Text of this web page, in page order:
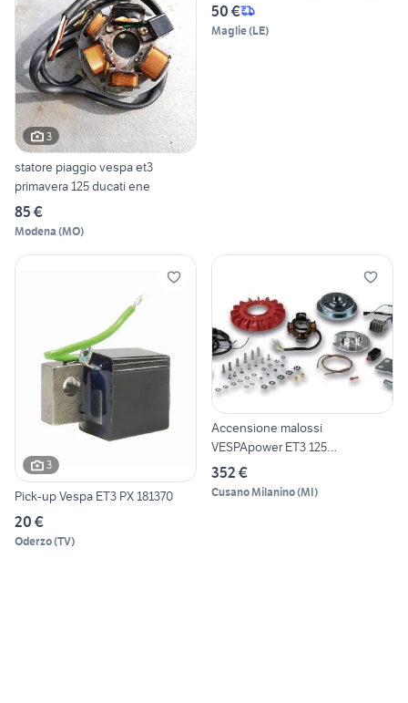
3
statore piaggio vespa et3
primavera 125 ducati ene
85 €
Modena (MO)
50 €
Maglie(LE)
3
Pick-up Vespa ET3 PX 181370
20 €
Oderzo(TV)
Accensione malossi
VESPApower ET3 125
PRIMAVERA
352 €
Cusano Milanino(MI)